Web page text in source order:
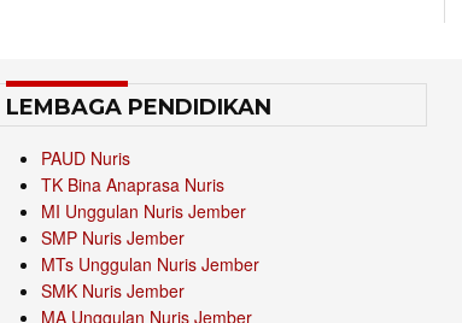
LEMBAGA PENDIDIKAN
PAUD Nuris
TK Bina Anaprasa Nuris
MI Unggulan Nuris Jember
SMP Nuris Jember
MTs Unggulan Nuris Jember
SMK Nuris Jember
MA Unggulan Nuris Jember